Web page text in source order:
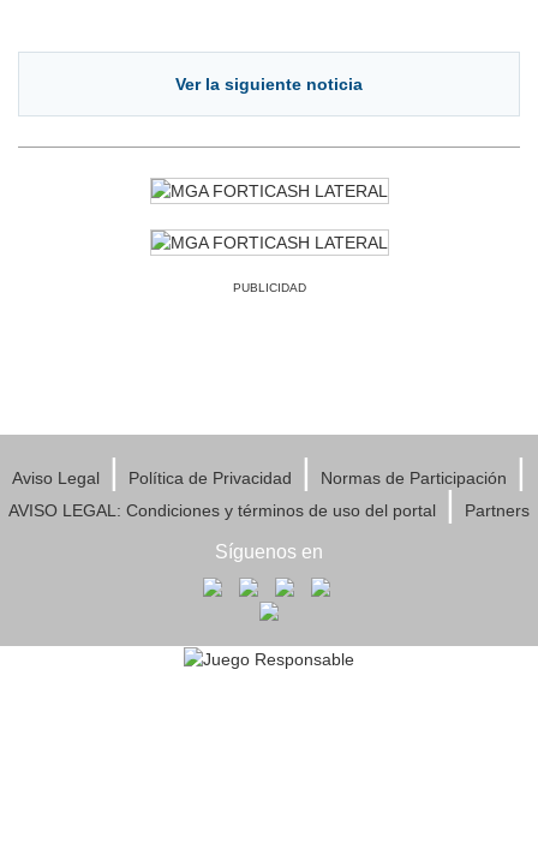
Ver la siguiente noticia
PUBLICIDAD
Aviso Legal | Política de Privacidad | Normas de Participación |
AVISO LEGAL: Condiciones y términos de uso del portal | Partners
Síguenos en